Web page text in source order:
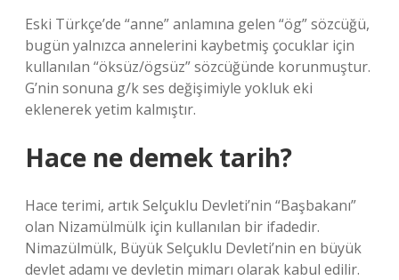
Eski Türkçe’de “anne” anlamına gelen “ög” sözcüğü,
bugün yalnızca annelerini kaybetmiş çocuklar için
kullanılan “öksüz/ögsüz” sözcüğünde korunmuştur.
G’nin sonuna g/k ses değişimiyle yokluk eki
eklenerek yetim kalmıştır.
Hace ne demek tarih?
Hace terimi, artık Selçuklu Devleti’nin “Başbakanı”
olan Nizamülmülk için kullanılan bir ifadedir.
Nimazülmülk, Büyük Selçuklu Devleti’nin en büyük
devlet adamı ve devletin mimarı olarak kabul edilir.